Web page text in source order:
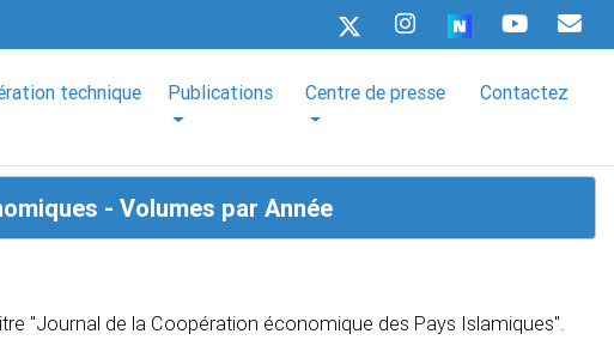
technique Publications Centre de presse Contactez
- Volumes par Année
"Journal de la Coopération économique des Pays Islamiques".